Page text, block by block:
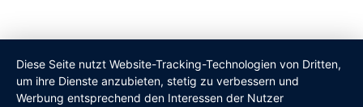
Diese Seite nutzt Website-Tracking-Technologien von Dritten,
um ihre Dienste anzubieten, stetig zu verbessern und
Werbung entsprechend den Interessen der Nutzer